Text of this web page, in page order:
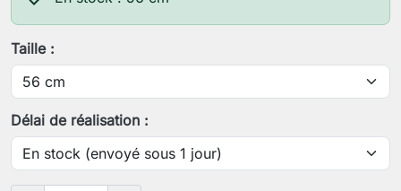
Taille :
Délai de réalisation :